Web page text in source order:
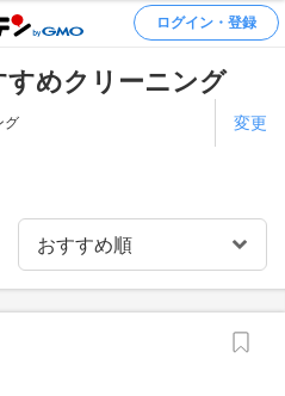
ログイン・登録
すめクリーニング
グ 変更